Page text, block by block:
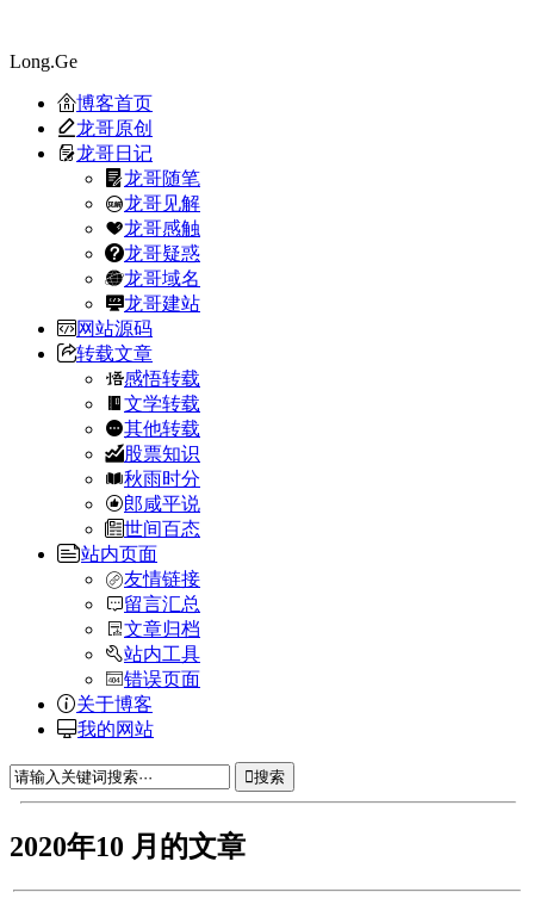
Long.Ge
博客首页
龙哥原创
龙哥日记
龙哥随笔
龙哥见解
龙哥感触
龙哥疑惑
龙哥域名
龙哥建站
网站源码
转载文章
感悟转载
文学转载
其他转载
股票知识
秋雨时分
郎咸平说
世间百态
站内页面
友情链接
留言汇总
文章归档
站内工具
错误页面
关于博客
我的网站
搜索
2020年10 月的文章